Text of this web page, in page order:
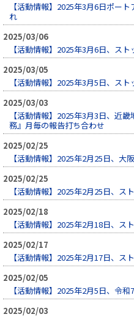
【活動情報】2025年3月6日ポー
れ
2025/03/06
【活動情報】2025年3月6日、ス
2025/03/05
【活動情報】2025年3月5日、ス
2025/03/03
【活動情報】2025年3月3日、近
務』月毎の報告打ち合わせ
2025/02/25
【活動情報】2025年2月25日、大
2025/02/25
【活動情報】2025年2月25日、ス
2025/02/18
【活動情報】2025年2月18日、ス
2025/02/17
【活動情報】2025年2月17日、ス
2025/02/05
【活動情報】2025年2月5日、令
2025/02/03